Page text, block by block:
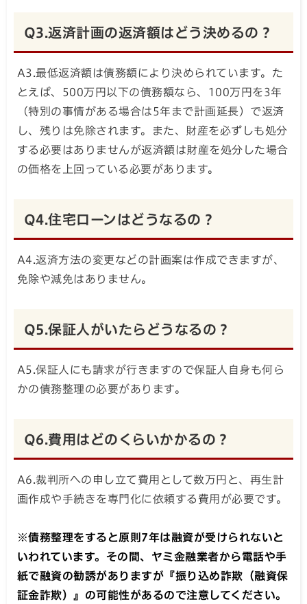
Q3.返済計画の返済額はどう決めるの？
A3.最低返済額は債務額により決められています。た
とえば、500万円以下の債務額なら、100万円を3年
（特別の事情がある場合は5年まで計画延長）で返済
し、残りは免除されます。また、財産を必ずしも処分
する必要はありませんが返済額は財産を処分した場合
の価格を上回っている必要があります。
Q4.住宅ローンはどうなるの？
A4.返済方法の変更などの計画案は作成できますが、
免除や減免はありません。
Q5.保証人がいたらどうなるの？
A5.保証人にも請求が行きますので保証人自身も何ら
かの債務整理の必要があります。
Q6.費用はどのくらいかかるの？
A6.裁判所への申し立て費用として数万円と、再生計
画作成や手続きを専門化に依頼する費用が必要です。
※債務整理をすると原則7年は融資が受けられないと
いわれています。その間、ヤミ金融業者から電話や手
紙で融資の勧誘がありますが『振り込め詐欺（融資保
証金詐欺）』の可能性があるので注意してください。